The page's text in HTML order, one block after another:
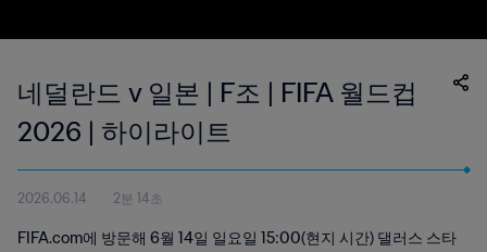
네덜란드 v 일본 | F조 | FIFA 월드컵
2026 | 하이라이트
2026.06.14 2분 14초
FIFA.com에 방문해 6월 14일 일요일 15:00(현지 시간) 댈러스 스타